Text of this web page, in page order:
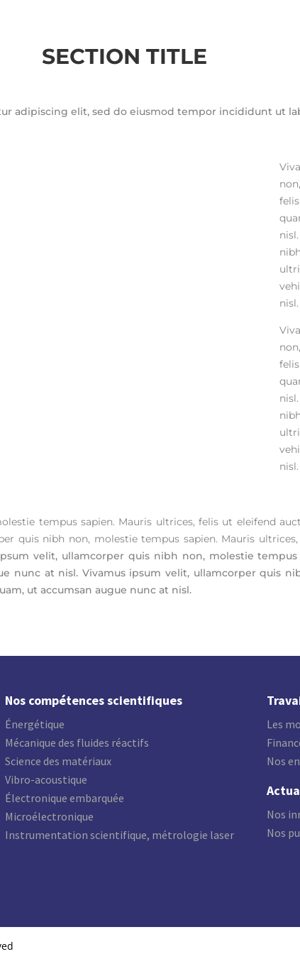
SECTION TITLE
adipiscing elit, sed do eiusmod tempor incididunt ut
nisl.
nisl.
tempus sapien. Mauris ultrices, felis ut eleifend
quis nibh non, molestie tempus sapien. Mauris
velit, ullamcorper quis nibh non, molestie
nunc at nisl. Vivamus ipsum velit, ullamcorper quis
ut accumsan augue nunc at nisl.
Nos compétences scientifiques
Énergétique
Mécanique des fluides réactifs
Science des matériaux
Vibro-acoustique
Électronique embarquée
Microélectronique
Instrumentation scientifique, métrologie laser
Les
Nos
Nos
Nos